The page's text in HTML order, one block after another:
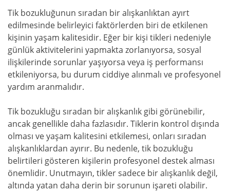
Tik bozukluğunun sıradan bir alışkanlıktan ayırt
edilmesinde belirleyici faktörlerden biri de etkilenen
kişinin yaşam kalitesidir. Eğer bir kişi tikleri nedeniyle
günlük aktivitelerini yapmakta zorlanıyorsa, sosyal
ilişkilerinde sorunlar yaşıyorsa veya iş performansı
etkileniyorsa, bu durum ciddiye alınmalı ve profesyonel
yardım aranmalıdır.
Tik bozukluğu sıradan bir alışkanlık gibi görünebilir,
ancak genellikle daha fazlasıdır. Tiklerin kontrol dışında
olması ve yaşam kalitesini etkilemesi, onları sıradan
alışkanlıklardan ayırır. Bu nedenle, tik bozukluğu
belirtileri gösteren kişilerin profesyonel destek alması
önemlidir. Unutmayın, tikler sadece bir alışkanlık değil,
altında yatan daha derin bir sorunun işareti olabilir.